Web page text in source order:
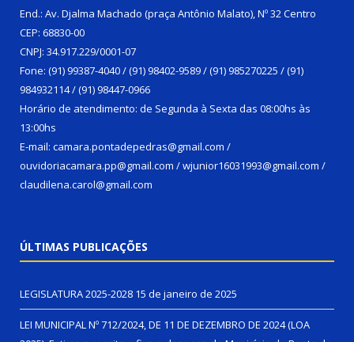
End.: Av. Djalma Machado (praça Antônio Malato), Nº 32 Centro
CEP: 68830-00
CNPJ: 34.917.229/0001-07
Fone: (91) 99387-4040 / (91) 98402-9589 / (91) 985270225 / (91)
984932114 / (91) 98447-0966
Horário de atendimento: de Segunda à Sexta das 08:00hs às
13:00hs
E-mail: camara.pontadepedras@gmail.com /
ouvidoriacamara.pp@gmail.com / wjunior16031993@gmail.com /
claudilena.carol@gmail.com
ÚLTIMAS PUBLICAÇÕES
LEGISLATURA 2025-2028 15 de janeiro de 2025
LEI MUNICIPAL Nº 712/2024, DE 11 DE DEZEMBRO DE 2024 (LOA